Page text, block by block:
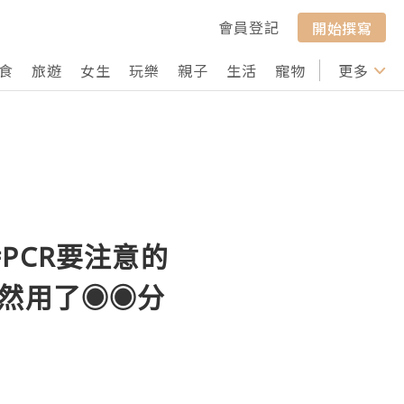
會員登記
開始撰寫
旅遊 女生 玩樂 親子 生活 寵物 行山 打卡
更多
要注意的
然用了◉◉分